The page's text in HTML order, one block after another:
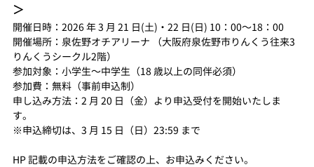
＞
開催日時：2026 年 3 月 21 日(土)・22 日(日) 10：00～18：00
開催場所：泉佐野オチアリーナ （大阪府泉佐野市りんくう往来3
りんくうシークル2階）
参加対象：小学生〜中学生（18 歳以上の同伴必須）
参加費：無料（事前申込制）
申し込み方法：2 月 20 日（金）より申込受付を開始いたしま
す。
※申込締切は、3 月 15 日（日）23:59 まで
HP 記載の申込方法をご確認の上、お申込みください。